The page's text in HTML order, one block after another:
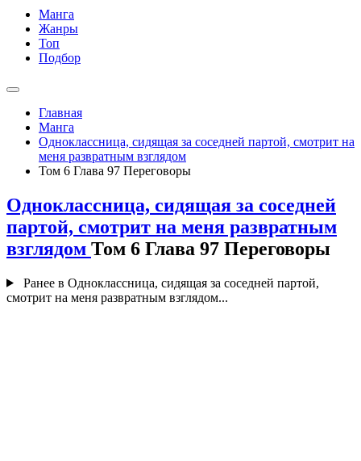
Манга
Жанры
Топ
Подбор
Главная
Манга
Одноклассница, сидящая за соседней партой, смотрит на
меня развратным взглядом
Том 6 Глава 97 Переговоры
Одноклассница, сидящая за соседней
партой, смотрит на меня развратным
взглядом Том 6 Глава 97 Переговоры
Ранее в Одноклассница, сидящая за соседней партой,
смотрит на меня развратным взглядом...